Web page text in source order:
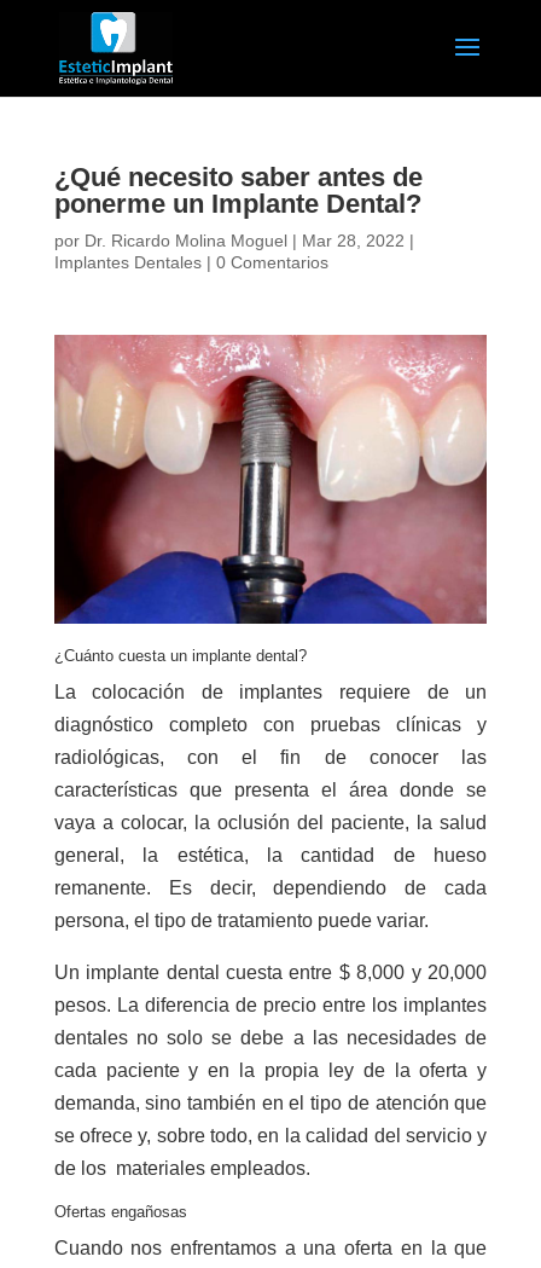
¿Qué necesito saber antes de
ponerme un Implante Dental?
por Dr. Ricardo Molina Moguel| Mar 28, 2022 |
Implantes Dentales| 0 Comentarios
¿Cuánto cuesta un implante dental?
La colocación de implantes requiere de un
diagnóstico completo con pruebas clínicas y
radiológicas, con el fin de conocer las
características que presenta el área donde se
vaya a colocar, la oclusión del paciente, la salud
general, la estética, la cantidad de hueso
remanente. Es decir, dependiendo de cada
persona, el tipo de tratamiento puede variar.
Un implante dental cuesta entre $ 8,000 y 20,000
pesos. La diferencia de precio entre los implantes
dentales no solo se debe a las necesidades de
cada paciente y en la propia ley de la oferta y
demanda, sino también en el tipo de atención que
se ofrece y, sobre todo, en la calidad del servicio y
de los materiales empleados.
Ofertas engañosas
Cuando nos enfrentamos a una oferta en la que